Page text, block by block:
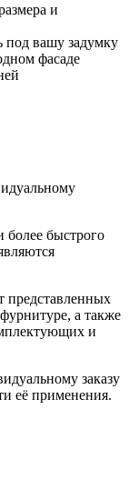
и
под вашу задумку
фасаде
более быстрого
представленных
а также
и
заказу
её применения.